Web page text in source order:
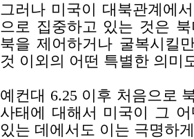
그러나 미국이 대북관계에
으로 집중하고 있는 것은
북을 제어하거나 굴복시킬
것 이외의 어떤 특별한 의미
예컨대 6.25 이후 처음으로
사태에 대해서 미국이 그
있는 데에서도 이는 극명하